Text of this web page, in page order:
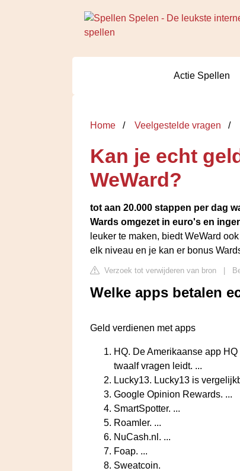
Actie Spellen
Home Veelgestelde vragen
Kan je echt
WeWard?
tot aan 20.000 stappen per dag
Wards omgezet in euro's en
leuker te maken, biedt WeWard
elk niveau en je kan er bonus
Verzoek tot verwijderen van bron
Welke apps betalen
Geld verdienen met apps
HQ. De Amerikaanse app
twaalf vragen leidt. ...
Lucky13. Lucky13 is
Google Opinion Rewards. ...
SmartSpotter. ...
Roamler. ...
NuCash.nl. ...
Foap. ...
Sweatcoin.